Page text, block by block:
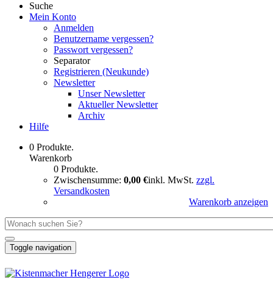
Suche
Mein Konto
Anmelden
Benutzername vergessen?
Passwort vergessen?
Separator
Registrieren (Neukunde)
Newsletter
Unser Newsletter
Aktueller Newsletter
Archiv
Hilfe
0 Produkte.
Warenkorb
0 Produkte.
Zwischensumme: 0,00 €inkl. MwSt. zzgl.
Versandkosten
Warenkorb anzeigen
Toggle navigation